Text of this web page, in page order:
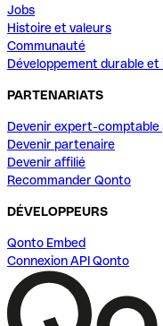
Jobs
Histoire et valeurs
Communauté
Développement durable et
PARTENARIATS
Devenir expert-comptable
Devenir partenaire
Devenir affilié
Recommander Qonto
DÉVELOPPEURS
Qonto Embed
Connexion API Qonto